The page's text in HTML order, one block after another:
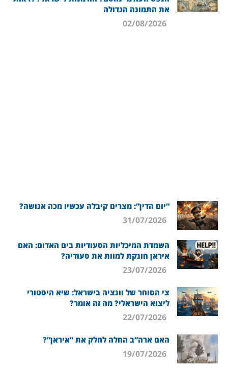
את התמונה הגדולה
“יום הדין”: מצרים קיבלה עכשיו מכה אנושה?
השמדת המיכליות הסעודיות בים האדום: האם
איראן חונקת למוות את סעודיה?
צי הסוחר של וונציה בישראל: שיא היסטורי
ליצוא הישראלי? מה זה אומר?
האם ארה”ב החלה לחלק את “איראן”?